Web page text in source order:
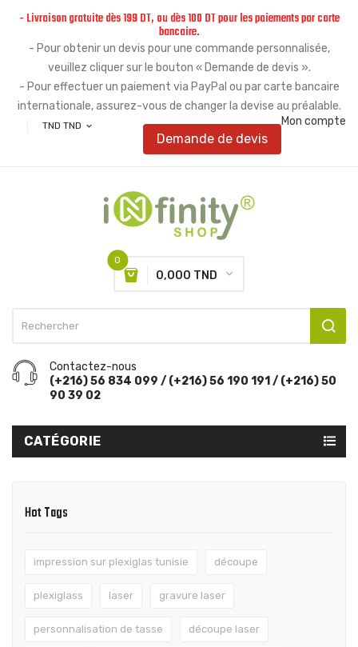
- Livraison gratuite dès 199 DT, ou dès 100 DT pour les paiements par carte
bancaire.
- Pour obtenir un devis pour une commande personnalisée,
veuillez cliquer sur le bouton « Demande de devis ».
- Pour effectuer un paiement via PayPal ou par carte bancaire
internationale, assurez-vous de changer la devise au préalable.
TND TND expand_more Mon compte
Demande de devis
0
0,000 TND
Contactez-nous
(+216) 56 834 099 / (+216) 56 190 191 / (+216) 50
90 39 02
CATÉGORIE
Hot Tags
impression sur plexiglas tunisie découpe
plexiglass laser gravure laser
personnalisation de tasse découpe laser